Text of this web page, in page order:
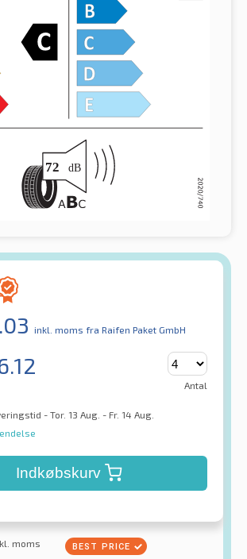
inkl. moms fra Raifen Paket GmbH
Antal
- Tor. 13 Aug. - Fr. 14 Aug.
Indkøbskurv
moms